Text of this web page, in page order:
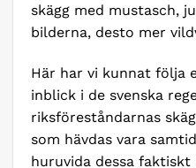
skägg med mustasch,
bilderna, desto mer
Här har vi kunnat följa
inblick i de svenska
riksföreståndarnas
som hävdas vara
huruvida dessa